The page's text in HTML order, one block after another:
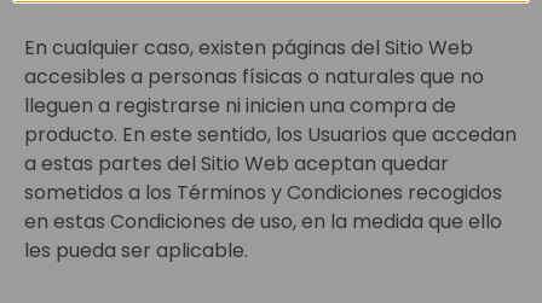
En cualquier caso, existen páginas del Sitio Web
accesibles a personas físicas o naturales que no
lleguen a registrarse ni inicien una compra de
producto. En este sentido, los Usuarios que accedan
a estas partes del Sitio Web aceptan quedar
sometidos a los Términos y Condiciones recogidos
en estas Condiciones de uso, en la medida que ello
les pueda ser aplicable.